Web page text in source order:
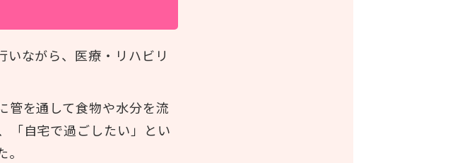
ながら、医療・リハビリ
管を通して食物や水分を流
「自宅で過ごしたい」とい